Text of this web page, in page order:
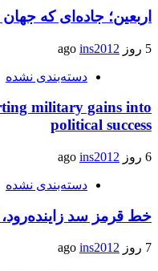
اربعین؛ جاده‌ای که
5 روز ago ins2012
دسته‌بندی نشده
military gains into
political success
6 روز ago ins2012
دسته‌بندی نشده
خط قرمز سد زاینده‌رود، ۲۳۶ میلیون مترمکعب است
7 روز ago ins2012